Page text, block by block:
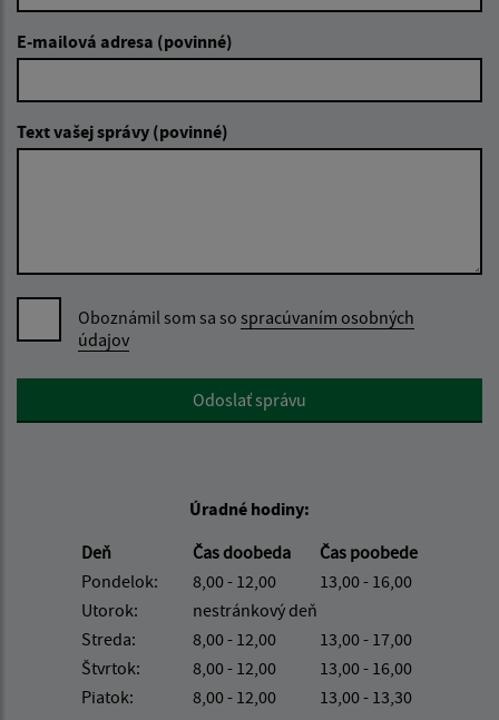
E-mailová adresa (povinné)
Text vašej správy (povinné)
Oboznámil som sa so spracúvaním osobných
údajov
Google reCaptcha ResponseOdoslať správu
Úradné hodiny:
Deň
Čas doobeda
Čas poobede
Pondelok:
8,00 - 12,00
13,00 - 16,00
Utorok:
nestránkový deň
Streda:
8,00 - 12,00
13,00 - 17,00
Štvrtok:
8,00 - 12,00
13,00 - 16,00
Piatok:
8,00 - 12,00
13,00 - 13,30